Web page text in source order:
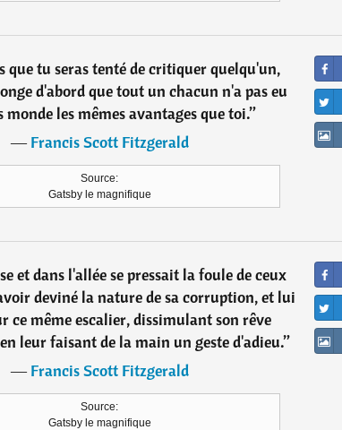
que tu seras tenté de critiquer quelqu'un,
d'abord que tout un chacun n'a pas eu
monde les mêmes avantages que toi.”
―Francis Scott Fitzgerald
Source:
Gatsby le magnifique
et dans l'allée se pressait la foule de ceux
deviné la nature de sa corruption, et lui
ce même escalier, dissimulant son rêve
leur faisant de la main un geste d'adieu.”
―Francis Scott Fitzgerald
Source:
Gatsby le magnifique